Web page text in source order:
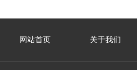
网站首页 关于我们